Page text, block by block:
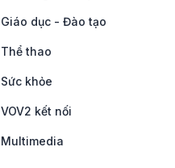
Giáo dục - Đào tạo
Thể thao
Sức khỏe
VOV2 kết nối
Multimedia